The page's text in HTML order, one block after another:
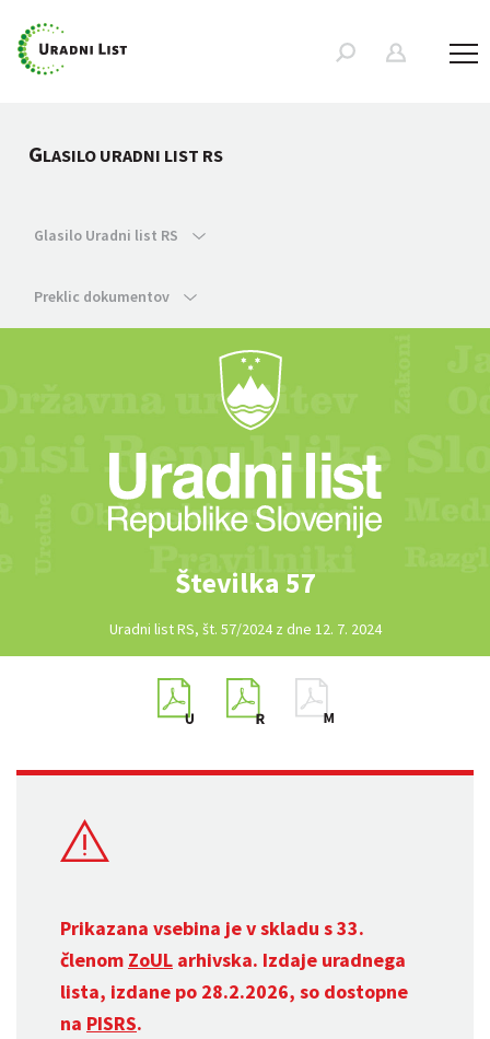
GLASILO URADNI LIST RS
Glasilo Uradni list RS
Preklic dokumentov
Številka 57
Uradni list RS, št. 57/2024 z dne 12. 7. 2024
Prikazana vsebina je v skladu s 33.
členom ZoUL arhivska. Izdaje uradnega
lista, izdane po 28.2.2026, so dostopne
na PISRS.